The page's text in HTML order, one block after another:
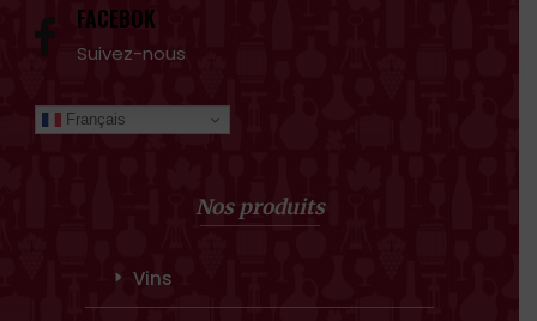
FACEBOK
Suivez-nous
Français
Nos produits
Vins